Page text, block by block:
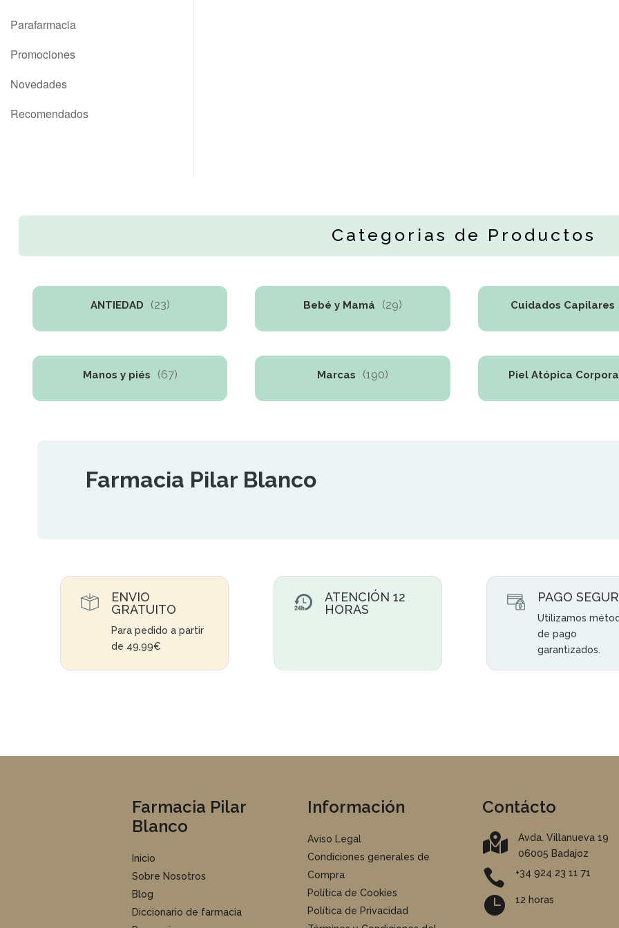
Parafarmacia
Promociones
Novedades
Recomendados
Categorias de Productos
ANTIEDAD (23) Bebé y Mamá (29) Cuidados Capilares
Manos y piés (67) Marcas (190) Piel Atópica
Farmacia Pilar Blanco
ENVIO
GRATUITO
Para pedido a partir
de 49,99€
ATENCIÓN 12
HORAS
PAGO
Utilizamos
de pago
garantizados.
Farmacia Pilar
Blanco
Inicio
Sobre Nosotros
Blog
Diccionario de farmacia
Información
Aviso Legal
Condiciones generales de
Compra
Política de Cookies
Política de Privacidad
Contácto

Avda. Villanueva 19
06005 Badajoz
 +34 924 23 11 71
 12 horas